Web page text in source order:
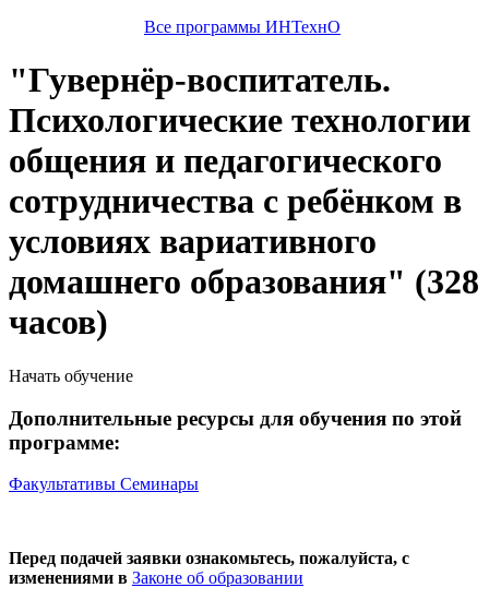
Все программы ИНТехнО
"Гувернёр-воспитатель.
Психологические технологии
общения и педагогического
сотрудничества с ребёнком в
условиях вариативного
домашнего образования" (328
часов)
Начать обучение
Дополнительные ресурсы для обучения по этой
программе:
Факультативы Семинары
Перед подачей заявки ознакомьтесь, пожалуйста, с
изменениями в Законе об образовании